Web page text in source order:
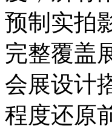
预制实拍
完整覆盖
会展设计
程度还原